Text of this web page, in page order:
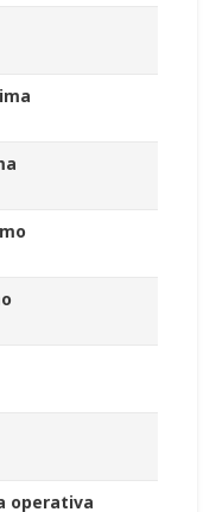
operativa